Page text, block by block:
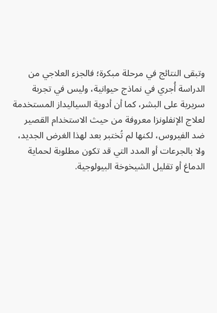
وتبقى النتائج في مرحلة مبكرة؛ فالجزء العلاجي من
الدراسة أُجري في نماذج حيوانية، وليس في تجربة
سريرية على البشر، كما أن أدوية السياليداز المستخدمة
لعلاج الإنفلونزا معروفة من حيث الاستخدام القصير
ضد الفيروس، لكنها لم تُختبر بعد لهذا الغرض الجديد،
ولا بالجرعات أو المدد التي قد تكون مطلوبة لحماية
الدماغ أو تقليل الشيخوخة البيولوجية.